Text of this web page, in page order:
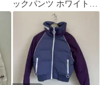
ックパンツ ホワイト
XSサイドライン LA購